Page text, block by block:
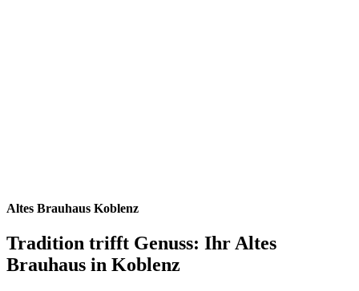
Altes Brauhaus Koblenz
Tradition trifft Genuss: Ihr Altes
Brauhaus in Koblenz